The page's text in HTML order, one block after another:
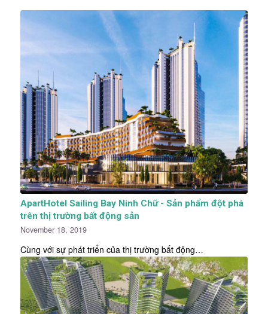
ApartHotel Sailing Bay Ninh Chữ - Sản phẩm đột phá
trên thị trường bất động sản
November 18, 2019
Cùng với sự phát triển của thị trường bất động…